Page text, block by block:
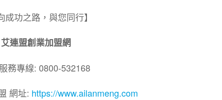
成功之路，與您同行】
艾連盟創業加盟網
務專線: 0800-532168
網址: https://www.ailanmeng.com